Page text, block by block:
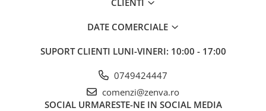
DATE COMERCIALE
SUPORT CLIENTI LUNI-VINERI: 10:00 - 17:00
0749424447
comenzi@zenva.ro
SOCIAL URMARESTE-NE IN SOCIAL MEDIA